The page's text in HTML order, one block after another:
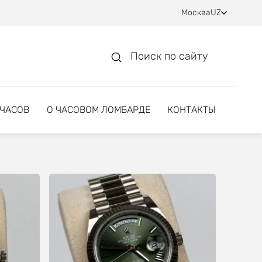
МоскваUZ
Поиск по сайту
О ЧАСОВОМ ЛОМБАРДЕ КОНТАКТЫ